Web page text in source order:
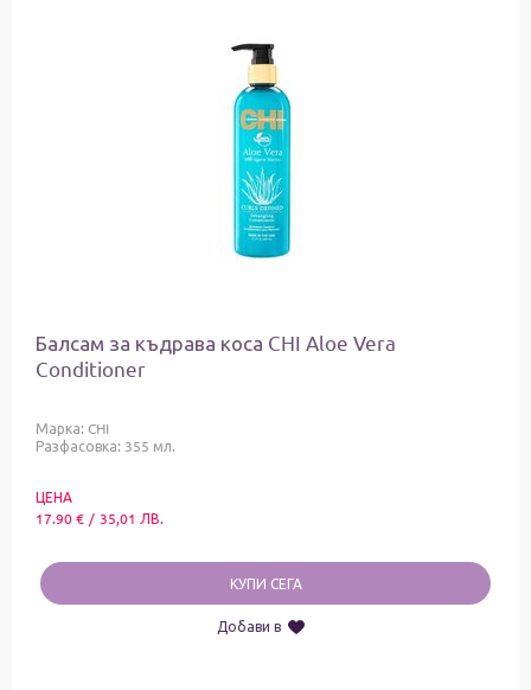
Балсам за къдрава коса CHI Aloe Vera
Conditioner
Марка: CHI
Разфасовка: 355 мл.
ЦЕНА
17.90€ / 35,01 ЛВ.
КУПИ СЕГА
Добави в